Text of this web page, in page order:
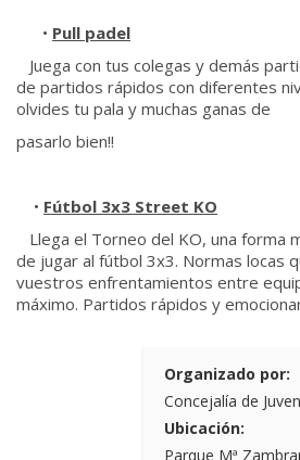
• Pull padel
Juega con tus colegas y demás
de partidos rápidos con diferentes
olvides tu pala y muchas ganas de
pasarlo bien!!
• Fútbol 3x3 Street KO
Llega el Torneo del KO, una forma
de jugar al fútbol 3x3. Normas locas
vuestros enfrentamientos entre
máximo. Partidos rápidos y
Organizado por:
Concejalía de
Ubicación:
Parque Mª